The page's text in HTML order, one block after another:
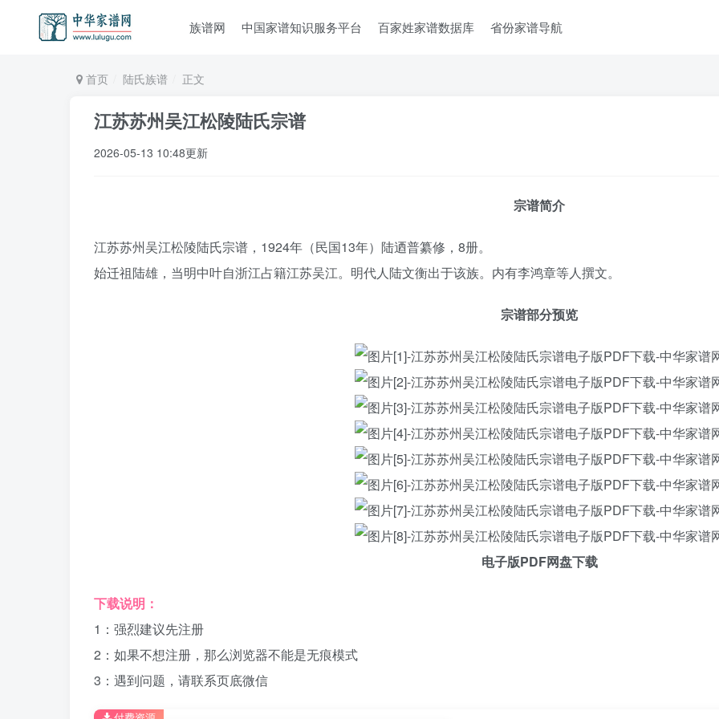
族谱网 中国家谱知识服务平台 百家姓家谱数据库 省份家谱导航
首页 陆氏族谱 正文
江苏苏州吴江松陵陆氏宗谱
2026-05-13 10:48更新
宗谱简介
江苏苏州吴江松陵陆氏宗谱，1924年（民国13年）陆迺普纂修，8册。
始迁祖陆雄，当明中叶自浙江占籍江苏吴江。明代人陆文衡出于该族。内有李鸿章等人撰文。
宗谱部分预览
电子版PDF网盘下载
下载说明：
1：强烈建议先注册
2：如果不想注册，那么浏览器不能是无痕模式
3：遇到问题，请联系页底微信